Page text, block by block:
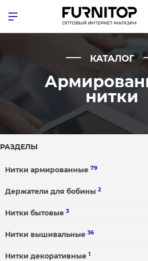
КАТАЛОГ
нитки
РАЗДЕЛЫ
Нитки армированные 79
Держатели для бобины 2
Нитки бытовые 3
Нитки вышивальные 36
Нитки декоративные 1